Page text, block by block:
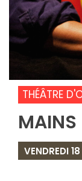
THÉÂTRE
MAINS
VENDREDI